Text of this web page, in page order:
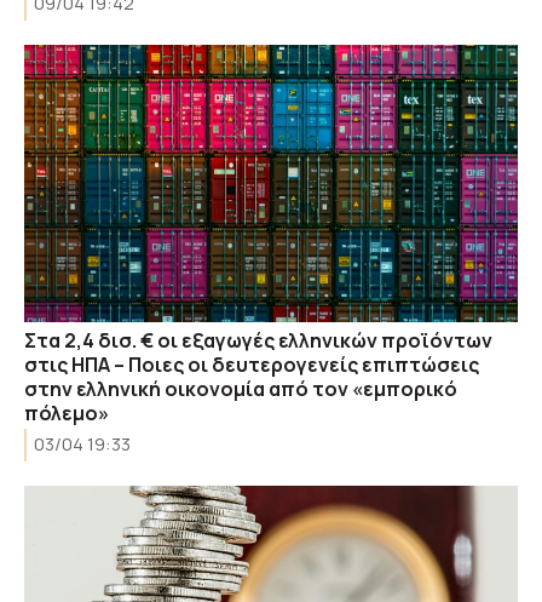
Στα 2,4 δισ. € οι εξαγωγές ελληνικών προϊόντων
στις ΗΠΑ – Ποιες οι δευτερογενείς επιπτώσεις
στην ελληνική οικονομία από τον «εμπορικό
πόλεμο»
03/04 19:33